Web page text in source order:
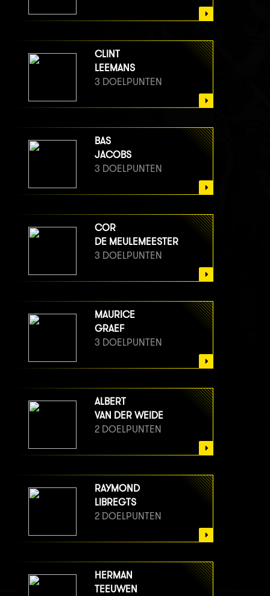
CLINT
LEEMANS
3 DOELPUNTEN
BAS
JACOBS
3 DOELPUNTEN
COR
DE MEULEMEESTER
3 DOELPUNTEN
MAURICE
GRAEF
3 DOELPUNTEN
ALBERT
VAN DER WEIDE
2 DOELPUNTEN
RAYMOND
LIBREGTS
2 DOELPUNTEN
HERMAN
TEEUWEN